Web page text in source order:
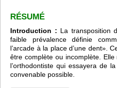
RÉSUMÉ
Introduction : La transposition
faible prévalence définie
l’arcade à la place d’une dent».
être complète ou incomplète.
l’orthodontiste qui essayera de
convenable possible.